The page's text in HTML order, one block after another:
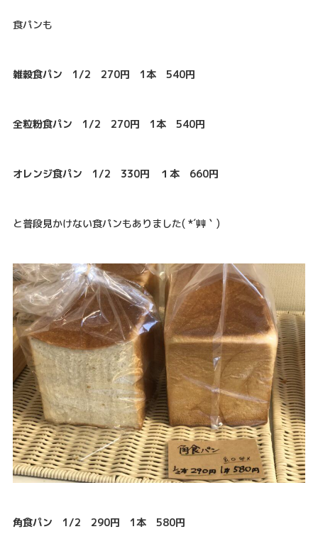
食パンも
雑穀食パン 1/2 270円 1本 540円
全粒粉食パン 1/2 270円 1本 540円
オレンジ食パン 1/2 330円 １本 660円
と普段見かけない食パンもありました( *´艸｀)
角食パン 1/2 290円 1本 580円